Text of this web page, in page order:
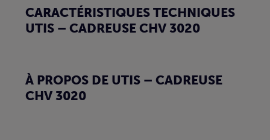
CARACTÉRISTIQUES TECHNIQUES
UTIS – CADREUSE CHV 3020
À PROPOS DE UTIS – CADREUSE
CHV 3020